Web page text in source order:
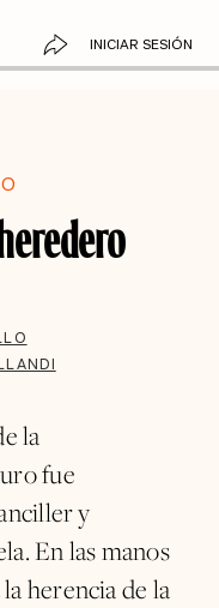
INICIAR SESIÓN
la
fue
y
En las manos
herencia de la